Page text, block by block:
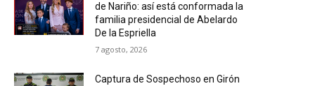
de Nariño: así está conformada la
familia presidencial de Abelardo
De la Espriella
7 agosto, 2026
Captura de Sospechoso en Girón